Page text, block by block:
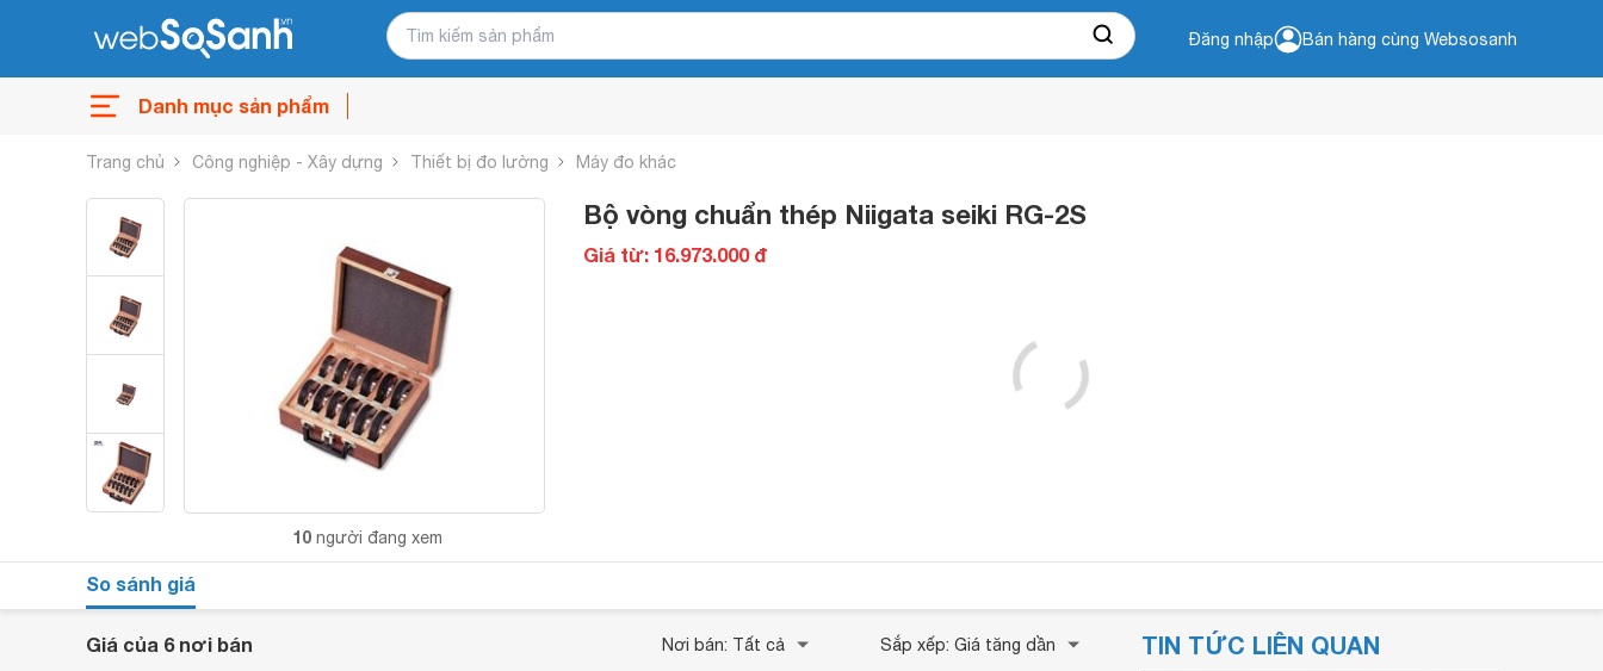
Đăng nhập Bán hàng cùng Websosanh
Danh mục sản phẩm
Trang chủ Công nghiệp - Xây dựng Thiết bị đo lường Máy đo khác
10 người đang xem
Bộ vòng chuẩn thép Niigata seiki RG-2S
Giá từ: 16.973.000 đ
So sánh giá
Giá của 6 nơi bán Nơi bán: Tất cả Sắp xếp: Giá tăng dần TIN TỨC LIÊN QUAN